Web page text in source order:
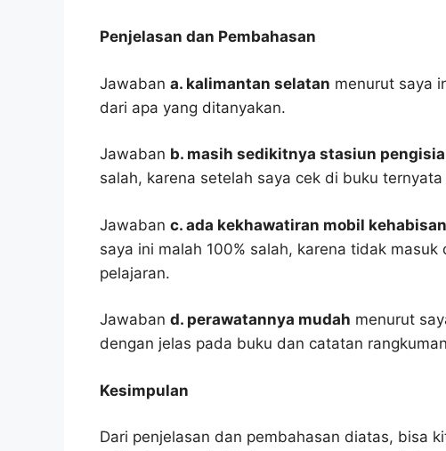
Penjelasan dan Pembahasan
Jawaban a. kalimantan selatan menurut saya
dari apa yang ditanyakan.
Jawaban b. masih sedikitnya stasiun
salah, karena setelah saya cek di buku
Jawaban c. ada kekhawatiran mobil
saya ini malah 100% salah, karena tidak
pelajaran.
Jawaban d. perawatannya mudah menurut
dengan jelas pada buku dan catatan
Kesimpulan
Dari penjelasan dan pembahasan diatas, bisa